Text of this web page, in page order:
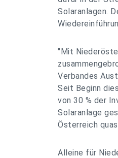
Solaranlagen.
"Mit
Verbandes
Seit Beginn
von 30 % der
Solaranlage
Österreich
Alleine für